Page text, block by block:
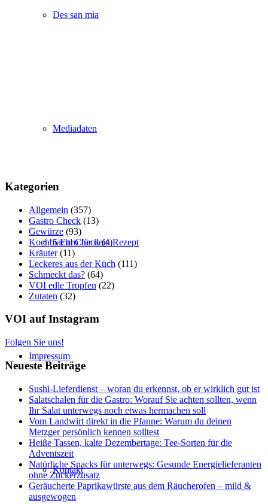
Des san mia
Mediadaten
5 Euro für dein Rezept
Impressum
Kontakt
Kategorien
Allgemein (357)
Gastro Check (13)
Gewürze (93)
Kochbiachl Check(4)
Kräuter(11)
Leckeres aus der Küch (111)
Schmeckt das? (64)
VOI edle Tropfen (22)
Zutaten (32)
VOI auf Instagram
Folgen Sie uns!
Neueste Beiträge
Sushi-Lieferdienst – woran du erkennst, ob er wirklich gut ist
Salatschalen für die Gastro: Worauf Sie achten sollten, wenn
Ihr Salat unterwegs noch etwas hermachen soll
Vom Landwirt direkt in die Pfanne: Warum du deinen
Metzger persönlich kennen solltest
Heiße Tassen, kalte Dezembertage: Tee-Sorten für die
Adventszeit
Natürliche Snacks für unterwegs: Gesunde Energielieferanten
ohne Zuckerzusatz
Geräucherte Paprikawürste aus dem Räucherofen – mild &
ausgewogen